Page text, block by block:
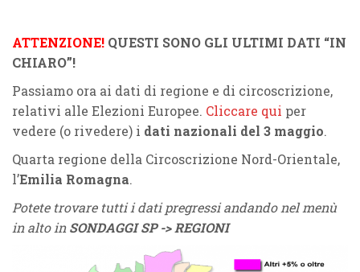
ATTENZIONE! QUESTI SONO GLI ULTIMI DATI “IN
CHIARO”!
Passiamo ora ai dati di regione e di circoscrizione,
relativi alle Elezioni Europee. Cliccare qui per
vedere (o rivedere) i dati nazionali del 3 maggio.
Quarta regione della Circoscrizione Nord-Orientale,
l’Emilia Romagna.
Potete trovare tutti i dati pregressi andando nel menù
in alto inSONDAGGI SP -> REGIONI